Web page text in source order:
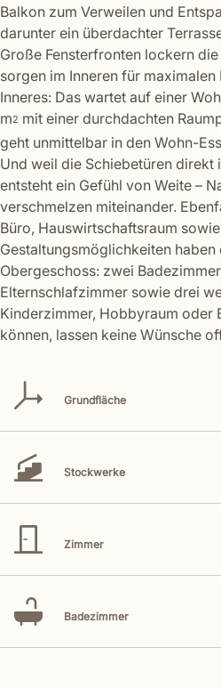
Balkon zum Verweilen und
darunter ein überdachter
Große Fensterfronten lockern die
sorgen im Inneren für
Inneres: Das wartet auf einer
m2 mit einer durchdachten
geht unmittelbar in den Wohn-
Und weil die Schiebetüren direkt
entsteht ein Gefühl von Weite –
verschmelzen miteinander.
Büro, Hauswirtschaftsraum
Gestaltungsmöglichkeiten haben
Obergeschoss: zwei
Elternschlafzimmer sowie drei
Kinderzimmer, Hobbyraum oder
können, lassen keine Wünsche
Grundfläche
Stockwerke
Zimmer
Badezimmer